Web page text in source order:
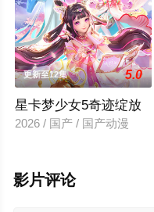
更新至12集 5.0
星卡梦少女5奇迹绽放
2026 / 国产 / 国产动漫
影片评论